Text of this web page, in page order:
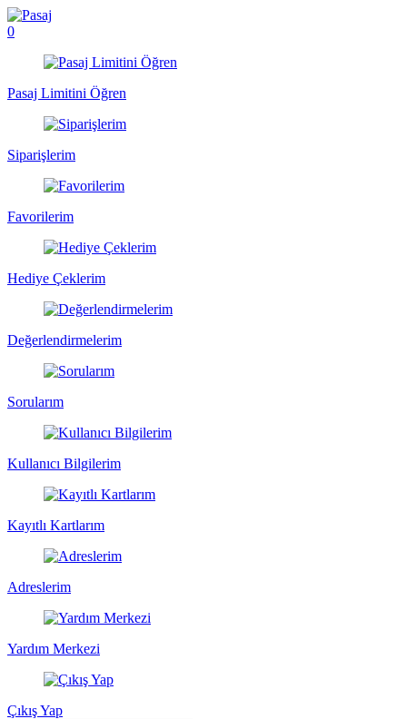
0
Pasaj Limitini Öğren
Siparişlerim
Favorilerim
Hediye Çeklerim
Değerlendirmelerim
Sorularım
Kullanıcı Bilgilerim
Kayıtlı Kartlarım
Adreslerim
Yardım Merkezi
Çıkış Yap